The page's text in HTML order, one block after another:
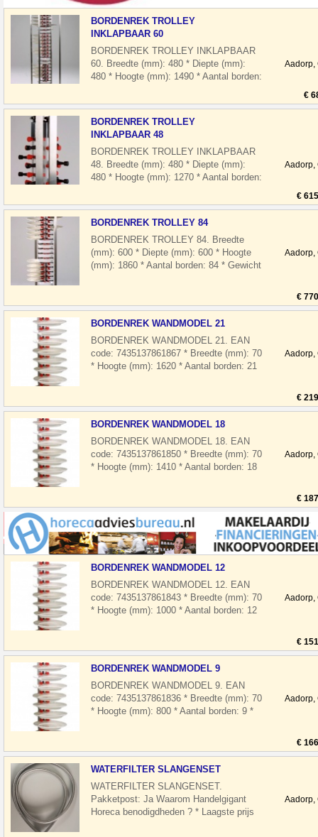
BORDENREK TROLLEY
INKLAPBAAR 60
BORDENREK TROLLEY INKLAPBAAR
60. Breedte (mm): 480 * Diepte (mm):
480 * Hoogte (mm): 1490 * Aantal borden:
1
Aadorp,
€
BORDENREK TROLLEY
INKLAPBAAR 48
BORDENREK TROLLEY INKLAPBAAR
48. Breedte (mm): 480 * Diepte (mm):
480 * Hoogte (mm): 1270 * Aantal borden:
1
Aadorp,
€
BORDENREK TROLLEY 84
BORDENREK TROLLEY 84. Breedte
(mm): 600 * Diepte (mm): 600 * Hoogte
(mm): 1860 * Aantal borden: 84 * Gewicht
Aadorp,
€
BORDENREK WANDMODEL 21
BORDENREK WANDMODEL 21. EAN
code: 7435137861867 * Breedte (mm): 70
* Hoogte (mm): 1620 * Aantal borden: 21
Aadorp,
€
BORDENREK WANDMODEL 18
BORDENREK WANDMODEL 18. EAN
code: 7435137861850 * Breedte (mm): 70
* Hoogte (mm): 1410 * Aantal borden: 18
Aadorp,
€
BORDENREK WANDMODEL 12
BORDENREK WANDMODEL 12. EAN
code: 7435137861843 * Breedte (mm): 70
* Hoogte (mm): 1000 * Aantal borden: 12
Aadorp,
€
BORDENREK WANDMODEL 9
BORDENREK WANDMODEL 9. EAN
code: 7435137861836 * Breedte (mm): 70
* Hoogte (mm): 800 * Aantal borden: 9 *
Aadorp,
€
WATERFILTER SLANGENSET
WATERFILTER SLANGENSET.
Pakketpost: Ja Waarom Handelgigant
Horeca benodigdheden ? * Laagste prijs
Aadorp,